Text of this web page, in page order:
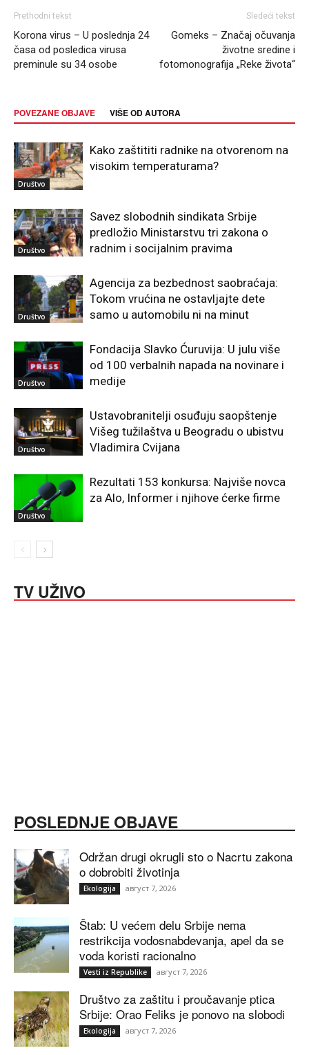
Prethodni tekst
Korona virus – U poslednja 24
časa od posledica virusa
preminule su 34 osobe
Sledeći tekst
Gomeks – Značaj očuvanja
životne sredine i
fotomonografija „Reke života“
POVEZANE OBJAVE VIŠE OD AUTORA
Društvo
Kako zaštititi radnike na otvorenom na
visokim temperaturama?
Društvo
Savez slobodnih sindikata Srbije
predložio Ministarstvu tri zakona o
radnim i socijalnim pravima
Društvo
Agencija za bezbednost saobraćaja:
Tokom vrućina ne ostavljajte dete
samo u automobilu ni na minut
Društvo
Fondacija Slavko Ćuruvija: U julu više
od 100 verbalnih napada na novinare i
medije
Društvo
Ustavobranitelji osuđuju saopštenje
Višeg tužilaštva u Beogradu o ubistvu
Vladimira Cvijana
Društvo
Rezultati 153 konkursa: Najviše novca
za Alo, Informer i njihove ćerke firme
TV UŽIVO
POSLEDNJE OBJAVE
Održan drugi okrugli sto o Nacrtu zakona
o dobrobiti životinja
Ekologija август 7, 2026
Štab: U većem delu Srbije nema
restrikcija vodosnabdevanja, apel da se
voda koristi racionalno
Vesti iz Republike август 7, 2026
Društvo za zaštitu i proučavanje ptica
Srbije: Orao Feliks je ponovo na slobodi
Ekologija август 7, 2026